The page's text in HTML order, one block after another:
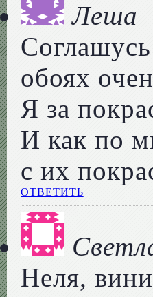
Леша
обоях
Я за
И как по
с их
ОТВЕТИТЬ
Неля,